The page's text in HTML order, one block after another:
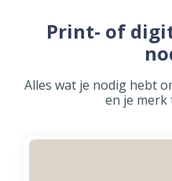
Print- of
Alles wat je nodig hebt
en je merk